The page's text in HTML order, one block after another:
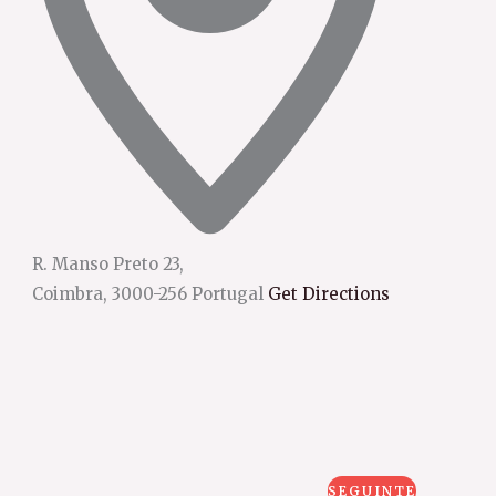
R. Manso Preto 23,
Coimbra, 3000-256 Portugal Get Directions
EVENTOS
SEGUINTE